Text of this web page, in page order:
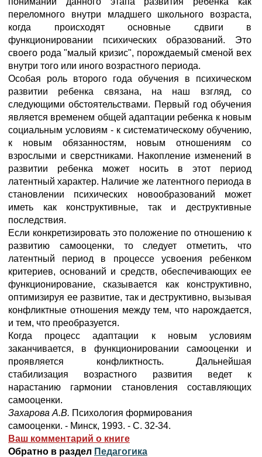
переломного внутри младшего школьного возраста,
когда происходят основные сдвиги в
функционировании психических образований. Это
своего рода "малый кризис", порождаемый сменой вех
внутри того или иного возрастного периода.
Особая роль второго года обучения в психическом
развитии ребенка связана, на наш взгляд, со
следующими обстоятельствами. Первый год обучения
является временем общей адаптации ребенка к новым
социальным условиям - к систематическому обучению,
к новым обязанностям, новым отношениям со
взрослыми и сверстниками. Накопление изменений в
развитии ребенка может носить в этот период
латентный характер. Наличие же латентного периода в
становлении психических новообразований может
иметь как конструктивные, так и деструктивные
последствия.
Если конкретизировать это положение по отношению к
развитию самооценки, то следует отметить, что
латентный период в процессе усвоения ребенком
критериев, оснований и средств, обеспечивающих ее
функционирование, сказывается как конструктивно,
оптимизируя ее развитие, так и деструктивно, вызывая
конфликтные отношения между тем, что нарождается,
и тем, что преобразуется.
Когда процесс адаптации к новым условиям
заканчивается, в функционировании самооценки и
проявляется конфликтность. Дальнейшая
стабилизация возрастного развития ведет к
нарастанию гармонии становления составляющих
самооценки.
Захарова А.В. Психология формирования
самооценки. - Минск, 1993. - С. 32-34.
Ваш комментарий о книге
Обратно в раздел Педагогика